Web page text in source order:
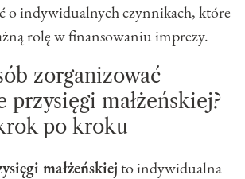
o indywidualnych czynnikach, które
rolę w finansowaniu imprezy.
zorganizować
przysięgi małżeńskiej?
po kroku
małżeńskiejto indywidualna